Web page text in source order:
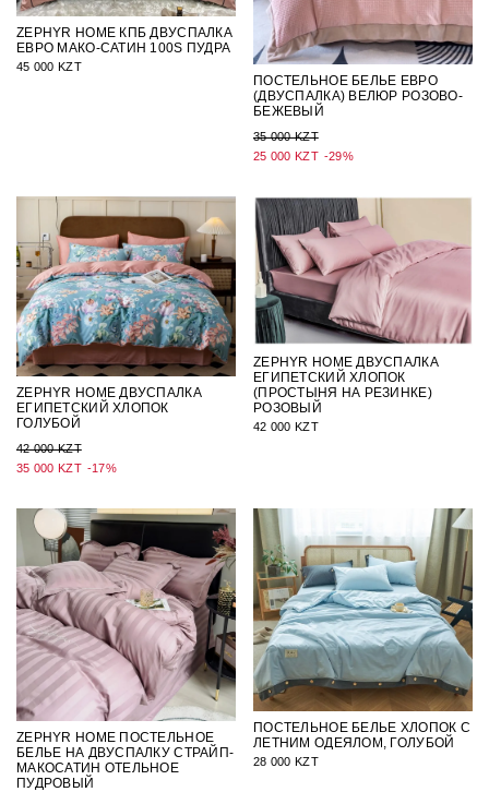
ZEPHYR HOME КПБ ДВУСПАЛКА
ЕВРО МАКО-САТИН 100S ПУДРА
45 000 KZT
ПОСТЕЛЬНОЕ БЕЛЬЕ ЕВРО
(ДВУСПАЛКА) ВЕЛЮР РОЗОВО-
БЕЖЕВЫЙ
35 000 KZT
25 000 KZT -29%
ZEPHYR HOME ДВУСПАЛКА
ЕГИПЕТСКИЙ ХЛОПОК
ГОЛУБОЙ
42 000 KZT
35 000 KZT -17%
ZEPHYR HOME ДВУСПАЛКА
ЕГИПЕТСКИЙ ХЛОПОК
(ПРОСТЫНЯ НА РЕЗИНКЕ)
РОЗОВЫЙ
42 000 KZT
ZEPHYR HOME ПОСТЕЛЬНОЕ
БЕЛЬЕ НА ДВУСПАЛКУ СТРАЙП-
МАКОСАТИН ОТЕЛЬНОЕ
ПУДРОВЫЙ
ПОСТЕЛЬНОЕ БЕЛЬЕ ХЛОПОК С
ЛЕТНИМ ОДЕЯЛОМ, ГОЛУБОЙ
28 000 KZT